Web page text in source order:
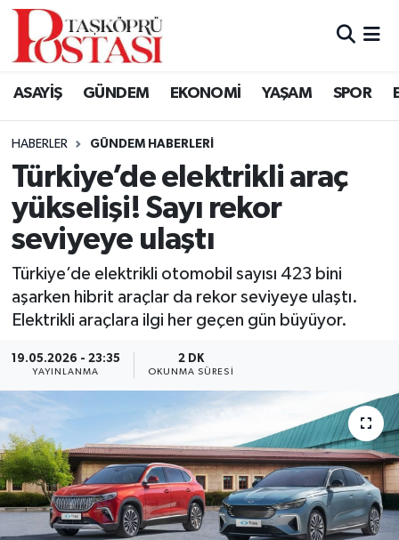
ASAYİŞ GÜNDEM EKONOMİ YAŞAM SPOR
HABERLER GÜNDEM HABERLERI
Türkiye’de elektrikli araç
yükselişi! Sayı rekor
seviyeye ulaştı
Türkiye’de elektrikli otomobil sayısı 423 bini
aşarken hibrit araçlar da rekor seviyeye ulaştı.
Elektrikli araçlara ilgi her geçen gün büyüyor.
19.05.2026 - 23:35
YAYINLANMA
2 DK
OKUNMA SÜRESI
Kastamonu Vefat Edenler
Araç Haberleri
Azdavay Haberleri
Bozkurt Haberleri
Daday Haberleri
Devrekani Haberleri
Doğanyurt Haberleri